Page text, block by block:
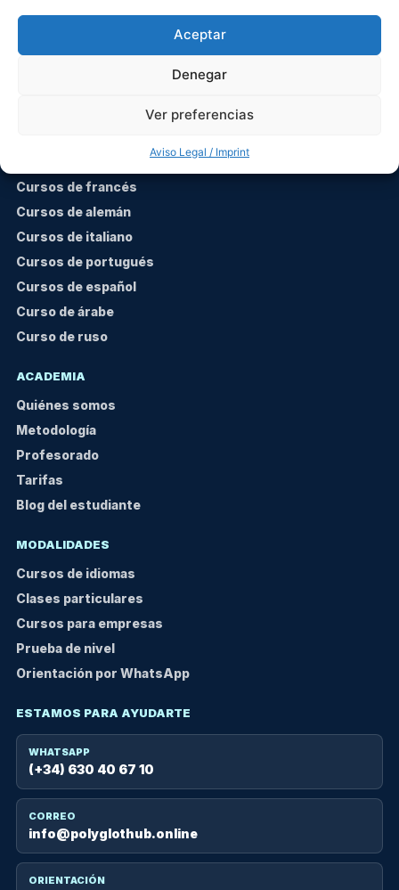
Aceptar
Denegar
Ver preferencias
Aviso Legal / Imprint
pensadas para hablar desde el primer día.
Clases en directo Profesores expertos
Soporte cercano
Cursos de francés
Cursos de alemán
Cursos de italiano
Cursos de portugués
Cursos de español
Curso de árabe
Curso de ruso
ACADEMIA
Quiénes somos
Metodología
Profesorado
Tarifas
Blog del estudiante
MODALIDADES
Cursos de idiomas
Clases particulares
Cursos para empresas
Prueba de nivel
Orientación por WhatsApp
ESTAMOS PARA AYUDARTE
WHATSAPP
(+34) 630 40 67 10
CORREO
info@polyglothub.online
ORIENTACIÓN